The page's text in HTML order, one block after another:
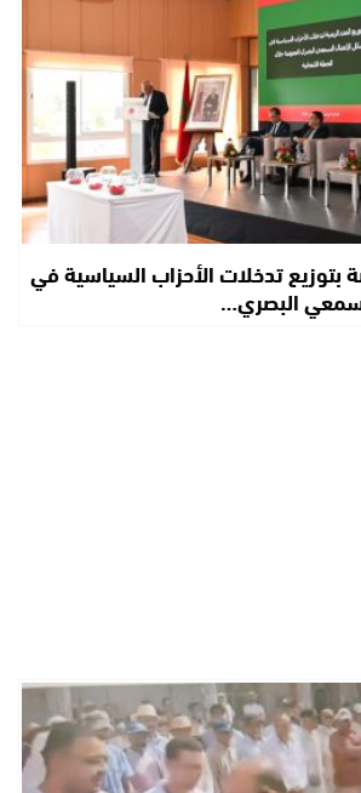
بتوزيع تدخلات الأحزاب السياسية في
البصري…